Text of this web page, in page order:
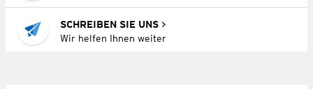
SCHREIBEN SIE UNS
Wir helfen Ihnen weiter